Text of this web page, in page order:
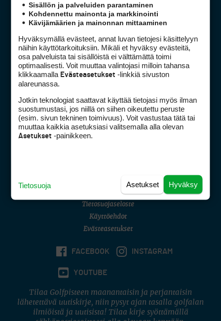
Golfpiste mediakortti
Golfpisteen yhteystiedot
DSA avoimuusraportti
Asiakaspalvelu
(digi) digi@otavamedia.fi
Tietosuojaseloste
Käyttöehdot
Evästeasetukset
FACEBOOK INSTAGRAM
YOUTUBE
Tilaa Golfpisteen maanantaisin ja perjantaisin
lähetettävä uutiskirje, niin pysyt ajan tasalla golfalan
ilmiöistä ja uutisista! Tilaa kirje syöttämällä
Sisällön ja palveluiden parantaminen
Kohdennettu mainonta ja markkinointi
Kävijämäärien ja mainonnan mittaaminen
Hyväksymällä evästeet, annat luvan tietojesi käsittelyyn
näihin käyttötarkoituksiin. Mikäli et hyväksy evästeitä,
osa palveluista tai sisällöistä ei välttämättä toimi
optimaalisesti. Voit muuttaa valintojasi milloin tahansa
klikkaamalla Evästeasetukset -linkkiä sivuston
alareunassa.
Jotkin teknologiat saattavat käyttää tietojasi myös ilman
suostumustasi, jos niillä on siihen oikeutettu peruste
(esim. sivun tekninen toimivuus). Voit vastustaa tätä tai
muuttaa kaikkia asetuksiasi valitsemalla alla olevan
Asetukset -painikkeen.
Hyväksy
Asetukset
Tietosuoja